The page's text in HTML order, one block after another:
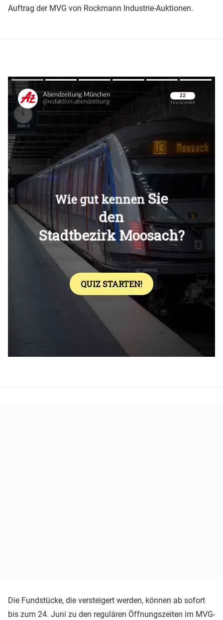
Auftrag der MVG von Rockmann Industrie-Auktionen.
Überspringen
Überspringen
Die Fundstücke, die versteigert werden, können ab sofort
bis zum 24. Juni zu den regulären Öffnungszeiten im MVG-